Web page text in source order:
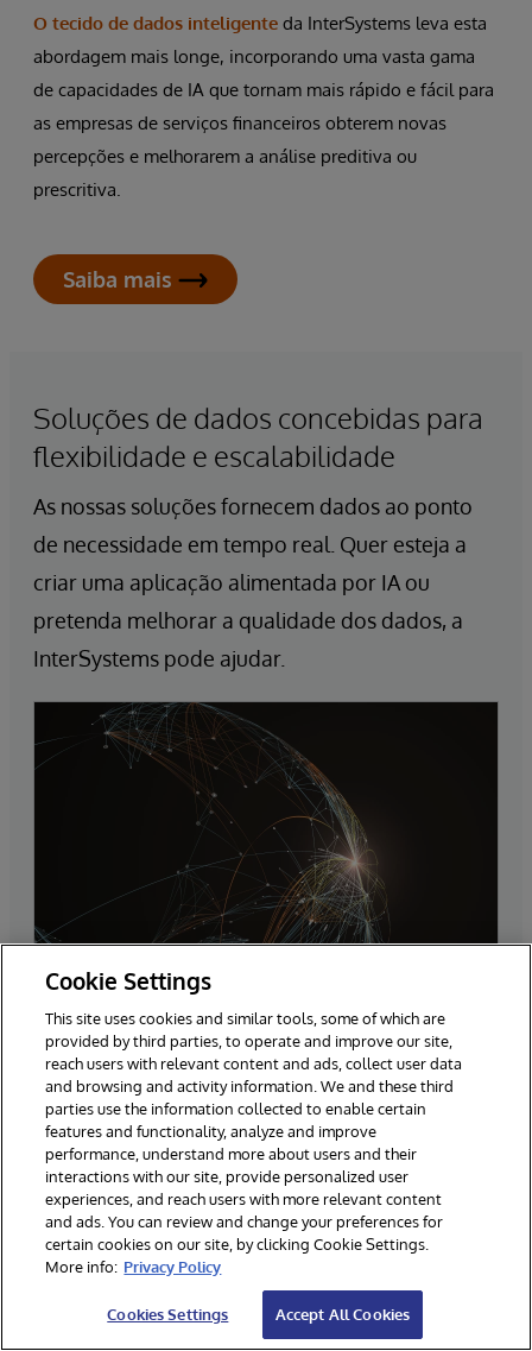
O tecido de dados inteligente da InterSystems leva esta
abordagem mais longe, incorporando uma vasta gama
de capacidades de IA que tornam mais rápido e fácil para
as empresas de serviços financeiros obterem novas
percepções e melhorarem a análise preditiva ou
prescritiva.
Saiba mais
Soluções de dados concebidas para
flexibilidade e escalabilidade
As nossas soluções fornecem dados ao ponto
de necessidade em tempo real. Quer esteja a
criar uma aplicação alimentada por IA ou
pretenda melhorar a qualidade dos dados, a
InterSystems pode ajudar.
InterSystems IRIS
O InterSystems IRIS® é uma plataforma de
dados de alto desempenho que prioriza a
nuvem, projetada para facilitar a criação de
aplicativos que suportam processos de missão
crítica, conectando dados em tempo real em
sistemas e silos diferentes.
Cookie Settings
This site uses cookies and similar tools, some of which are
provided by third parties, to operate and improve our site,
reach users with relevant content and ads, collect user data
and browsing and activity information. We and these third
parties use the information collected to enable certain
features and functionality, analyze and improve
performance, understand more about users and their
interactions with our site, provide personalized user
experiences, and reach users with more relevant content
and ads. You can review and change your preferences for
certain cookies on our site, by clicking Cookie Settings.
More info: Privacy Policy
Cookies Settings Accept All Cookies